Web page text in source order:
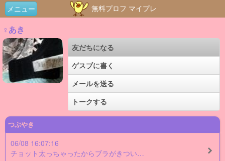
メニュー 無料プロフ マイプレ
♀あき
友だちになる
ゲスブに書く
メールを送る
トークする
つぶやき
06/08 16:07:16
チョット太っちゃったからブラがきつい…